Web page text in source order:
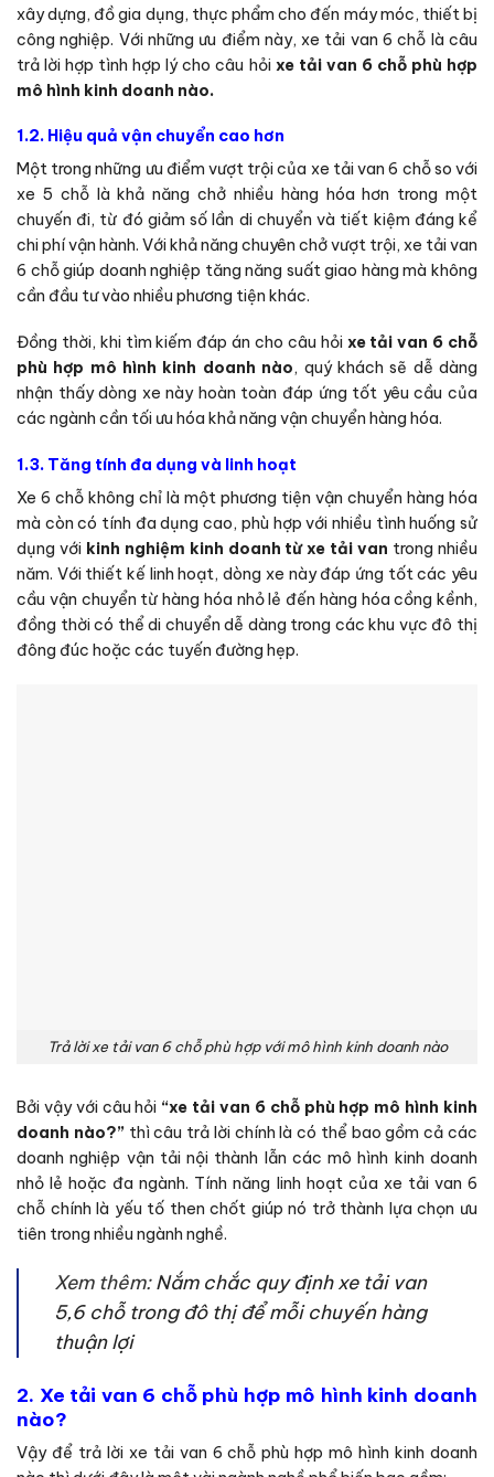
xây dựng, đồ gia dụng, thực phẩm cho đến máy móc, thiết bị
công nghiệp. Với những ưu điểm này, xe tải van 6 chỗ là câu
trả lời hợp tình hợp lý cho câu hỏi xe tải van 6 chỗ phù hợp
mô hình kinh doanh nào.
1.2. Hiệu quả vận chuyển cao hơn
Một trong những ưu điểm vượt trội của xe tải van 6 chỗ so với
xe 5 chỗ là khả năng chở nhiều hàng hóa hơn trong một
chuyến đi, từ đó giảm số lần di chuyển và tiết kiệm đáng kể
chi phí vận hành. Với khả năng chuyên chở vượt trội, xe tải van
6 chỗ giúp doanh nghiệp tăng năng suất giao hàng mà không
cần đầu tư vào nhiều phương tiện khác.
Đồng thời, khi tìm kiếm đáp án cho câu hỏi xe tải van 6 chỗ
phù hợp mô hình kinh doanh nào, quý khách sẽ dễ dàng
nhận thấy dòng xe này hoàn toàn đáp ứng tốt yêu cầu của
các ngành cần tối ưu hóa khả năng vận chuyển hàng hóa.
1.3. Tăng tính đa dụng và linh hoạt
Xe 6 chỗ không chỉ là một phương tiện vận chuyển hàng hóa
mà còn có tính đa dụng cao, phù hợp với nhiều tình huống sử
dụng với kinh nghiệm kinh doanh từ xe tải van trong nhiều
năm. Với thiết kế linh hoạt, dòng xe này đáp ứng tốt các yêu
cầu vận chuyển từ hàng hóa nhỏ lẻ đến hàng hóa cồng kềnh,
đồng thời có thể di chuyển dễ dàng trong các khu vực đô thị
đông đúc hoặc các tuyến đường hẹp.
Trả lời xe tải van 6 chỗ phù hợp với mô hình kinh doanh nào
Bởi vậy với câu hỏi “xe tải van 6 chỗ phù hợp mô hình kinh
doanh nào?”thì câu trả lời chính là có thể bao gồm cả các
doanh nghiệp vận tải nội thành lẫn các mô hình kinh doanh
nhỏ lẻ hoặc đa ngành. Tính năng linh hoạt của xe tải van 6
chỗ chính là yếu tố then chốt giúp nó trở thành lựa chọn ưu
tiên trong nhiều ngành nghề.
Xem thêm:Nắm chắc quy định xe tải van
5,6 chỗ trong đô thị để mỗi chuyến hàng
thuận lợi
2. Xe tải van 6 chỗ phù hợp mô hình kinh doanh
nào?
Vậy để trả lời xe tải van 6 chỗ phù hợp mô hình kinh doanh